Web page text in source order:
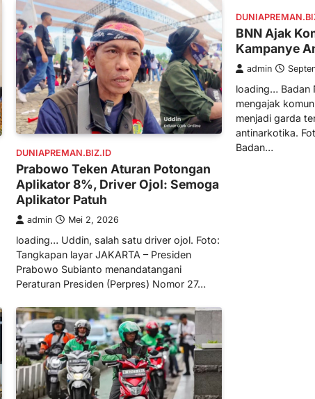
DUNIAPREMAN.BIZ.ID
Prabowo Teken Aturan Potongan
Aplikator 8%, Driver Ojol: Semoga
Aplikator Patuh
admin Mei 2, 2026
loading… Uddin, salah satu driver ojol. Foto:
Tangkapan layar JAKARTA – Presiden
Prabowo Subianto menandatangani
Peraturan Presiden (Perpres) Nomor 27…
BNN Ajak
Kampanye
admin
loading… Badan
mengajak
menjadi garda
antinarkotika.
Badan…